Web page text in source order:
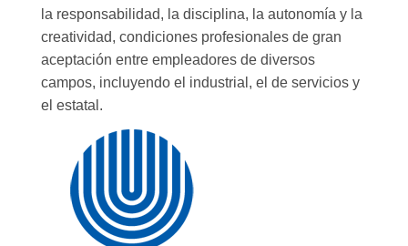
la responsabilidad, la disciplina, la autonomía y la
creatividad, condiciones profesionales de gran
aceptación entre empleadores de diversos
campos, incluyendo el industrial, el de servicios y
el estatal.